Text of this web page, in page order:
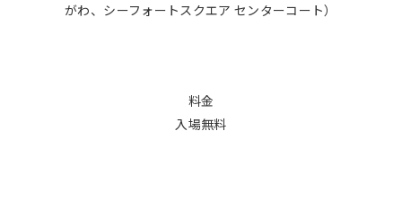
がわ、シーフォートスクエア センターコート）
料金
入場無料